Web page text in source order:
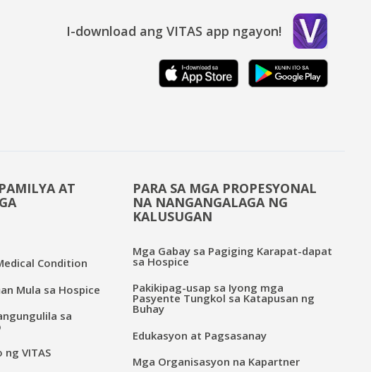
I-download ang VITAS app ngayon!
AT
Condition
Mula sa Hospice
sa
VITAS
PARA SA MGA PROPESYONAL
NA NANGANGALAGA NG
KALUSUGAN
Mga Gabay sa Pagiging Karapat-dapat
sa Hospice
Pakikipag-usap sa Iyong mga
Pasyente Tungkol sa Katapusan ng
Buhay
Edukasyon at Pagsasanay
Mga Organisasyon na Kapartner